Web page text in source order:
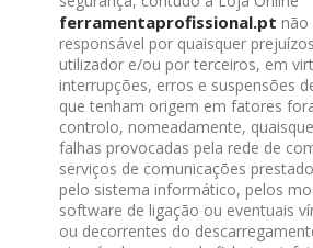
ferramentaprofissional.pt não
responsável por quaisquer
utilizador e/ou por terceiros, em
interrupções, erros e suspensões
que tenham origem em fatores
controlo, nomeadamente,
falhas provocadas pela rede de
serviços de comunicações
pelo sistema informático, pelos
software de ligação ou eventuais
ou decorrentes do